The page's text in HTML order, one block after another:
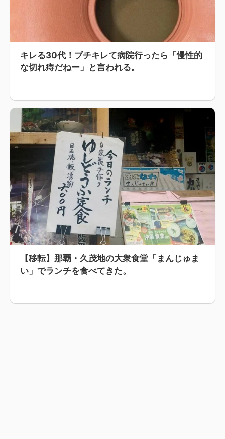
キレる30代！ブチキレて病院行ったら「慢性的
な切れ痔だねー」と言われる。
【移転】那覇・久茂地の大衆食堂「まんじゅま
い」でランチを食べてきた。